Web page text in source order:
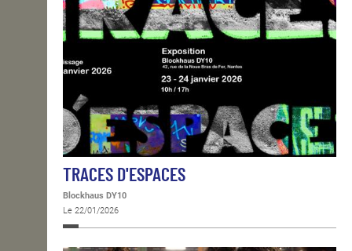
TRACES D'ESPACES
Blockhaus DY10
Le 22/01/2026